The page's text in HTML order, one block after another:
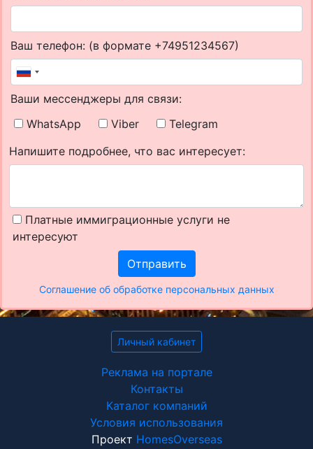
Ваш телефон: (в формате +74951234567)
Ваши мессенджеры для связи:
WhatsApp
Viber
Telegram
Напишите подробнее, что вас интересует:
Платные иммиграционные услуги не
интересуют
Отправить
Соглашение об обработке персональных данных
Личный кабинет
Реклама на портале
Контакты
Каталог компаний
Условия использования
Проект HomesOverseas